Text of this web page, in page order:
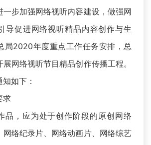
一步加强网络视听内容建设，做强网
导促进网络视听精品内容创作与生
局2020年度重点工作任务安排，总
网络视听节目精品创作传播工程。
如下：
求
品，应为处于创作阶段的原创网络
网络纪录片、网络动画片、网络综艺